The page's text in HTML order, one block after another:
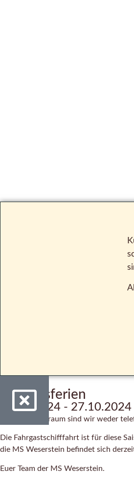
Betriebsferien
04.10.2024 - 27.10.2024
In diesem Zeitraum sind wir weder
Die Fahrgastschifffahrt ist für diese
die MS Weserstein befindet sich
Euer Team der MS Weserstein.